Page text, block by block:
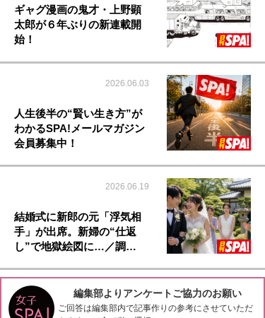
ギャグ漫画の鬼才・上野顕
太郎が６年ぶりの新連載開
始！
2026.06.03
人生後半の“賢い生き方”が
わかるSPA!メールマガジン
会員募集中！
2026.06.19
結婚式に新郎の元「浮気相
手」が出席。新婦の“仕返
し”で地獄絵図に…／調…